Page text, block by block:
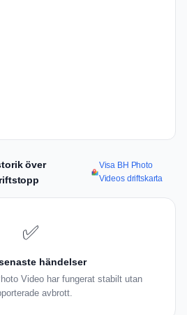
över
Visa BH Photo
Videos driftskarta
✅
händelser
Video har fungerat stabilt utan
avbrott.